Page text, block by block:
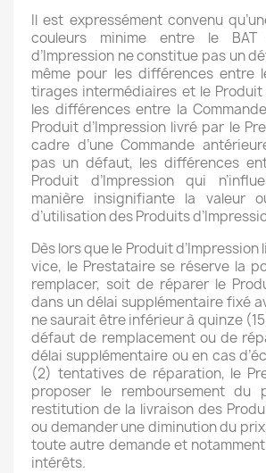
Il est expressément convenu
couleurs minime entre le
d’Impression ne constitue pas un
même pour les différences entre
tirages intermédiaires et le Produit
les différences entre la
Produit d’Impression livré par le
cadre d’une Commande
pas un défaut, les différences
Produit d’Impression qui
manière insignifiante la valeur
d’utilisation des Produits
Dès lors que le Produit
vice, le Prestataire se réserve la
remplacer, soit de réparer le
dans un délai supplémentaire fixé
ne saurait être inférieur à quinze
défaut de remplacement ou de
délai supplémentaire ou en cas
(2) tentatives de réparation, le
proposer le remboursement du
restitution de la livraison des
ou demander une diminution du
toute autre demande et
intérêts.